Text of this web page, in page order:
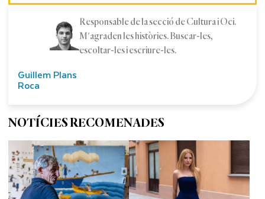
Guillem Plans
Roca
Responsable de la secció de Cultura i Oci.
M'agraden les històries. Buscar-les,
escoltar-les i escriure-les.
NOTÍCIES RECOMENADES